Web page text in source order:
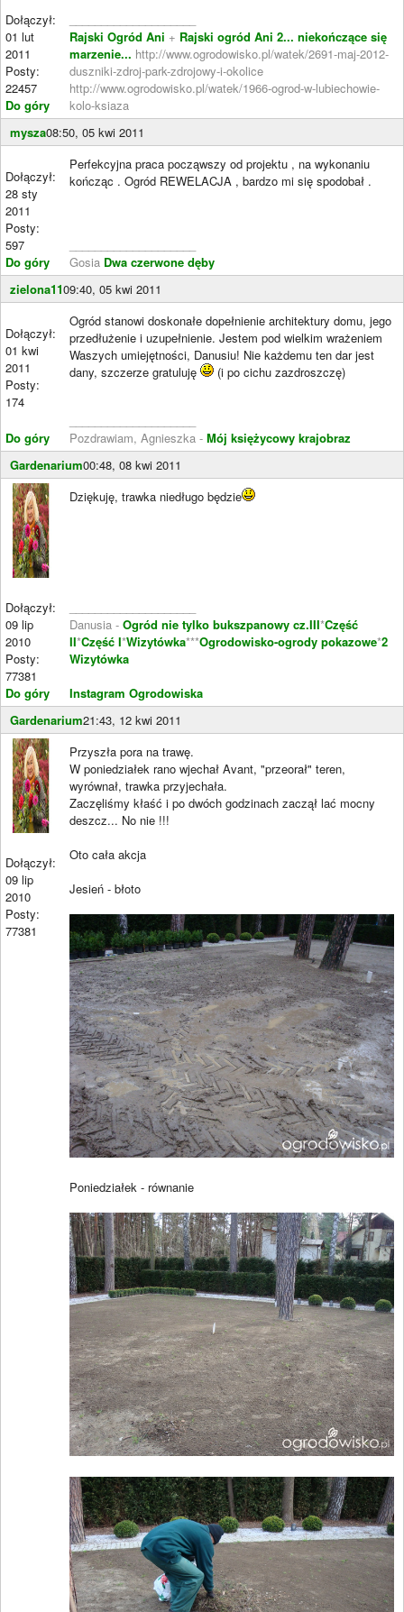
Dołączył:
01 lut
2011
Posty:
22457
Do góry
Rajski Ogród Ani + Rajski ogród Ani 2... niekończące się
marzenie... http://www.ogrodowisko.pl/watek/2691-maj-2012-
duszniki-zdroj-park-zdrojowy-i-okolice
http://www.ogrodowisko.pl/watek/1966-ogrod-w-lubiechowie-
kolo-ksiaza
mysza08:50, 05 kwi 2011
Dołączył:
28 sty
2011
Posty:
597
Do góry
Perfekcyjna praca począwszy od projektu , na wykonaniu
kończąc . Ogród REWELACJA , bardzo mi się spodobał .
Gosia Dwa czerwone dęby
zielona1109:40, 05 kwi 2011
Dołączył:
01 kwi
2011
Posty:
174
Do góry
Ogród stanowi doskonałe dopełnienie architektury domu, jego
przedłużenie i uzupełnienie. Jestem pod wielkim wrażeniem
Waszych umiejętności, Danusiu! Nie każdemu ten dar jest
dany, szczerze gratuluję
(i po cichu zazdroszczę)
Pozdrawiam, Agnieszka - Mój księżycowy krajobraz
Gardenarium00:48, 08 kwi 2011
Dołączył:
09 lip
2010
Posty:
77381
Do góry
Dziękuję, trawka niedługo będzie
Danusia - Ogród nie tylko bukszpanowy cz.III*Część
II*Część I*Wizytówka***Ogrodowisko-ogrody pokazowe*2
Wizytówka
Instagram Ogrodowiska
Gardenarium21:43, 12 kwi 2011
Dołączył:
09 lip
2010
Posty:
77381
Przyszła pora na trawę.
W poniedziałek rano wjechał Avant, "przeorał" teren,
wyrównał, trawka przyjechała.
Zaczęliśmy kłaść i po dwóch godzinach zaczął lać mocny
deszcz... No nie !!!
Oto cała akcja
Jesień - błoto
Poniedziałek - równanie